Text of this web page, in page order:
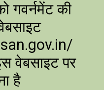
गवर्नमेंट की
वेबसाइट पर
है